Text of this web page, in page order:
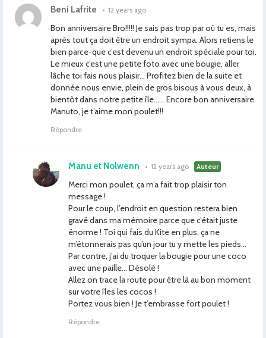
Beni Lafrite • 12 years ago
Bon anniversaire Bro!!!!! Je sais pas trop par où tu es, mais
après tout ça doit être un endroit sympa. Alors retiens le
bien parce-que c’est devenu un endroit spéciale pour toi.
Le mieux c’est une petite foto avec une bougie, aller
lâche toi fais nous plaisir… Profitez bien de la suite et
donnée nous envie, plein de gros bisous à vous deux, à
bientôt dans notre petite île…… Encore bon anniversaire
Manuto, je t’aime mon poulet!!!
Répondre
Manu et Nolwenn • 12 years ago Auteur
Merci mon poulet, ça m’a fait trop plaisir ton
message !
Pour le coup, l’endroit en question restera bien
gravé dans ma mémoire parce que c’était juste
énorme ! Toi qui fais du Kite en plus, ça ne
m’étonnerais pas qu’un jour tu y mette les pieds…
Par contre, j’ai du troquer la bougie pour une coco
avec une paille… Désolé !
Allez on trace la route pour être là au bon moment
sur votre îles les cocos !
Portez vous bien ! Je t’embrasse fort poulet !
Répondre